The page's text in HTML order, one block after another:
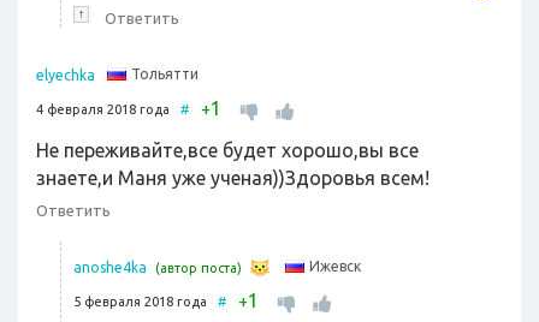
↑ Ответить
elyechka Тольятти
4 февраля 2018 года # +1
Не переживайте,все будет хорошо,вы все
знаете,и Маня уже ученая))Здоровья всем!
Ответить
anoshe4ka (автор поста) Ижевск
5 февраля 2018 года # +1